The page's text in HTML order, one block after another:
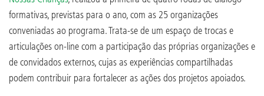
formativas, previstas para o ano, com as 25 organizações
conveniadas ao programa. Trata-se de um espaço de trocas e
articulações on-line com a participação das próprias organizações e
de convidados externos, cujas as experiências compartilhadas
podem contribuir para fortalecer as ações dos projetos apoiados.